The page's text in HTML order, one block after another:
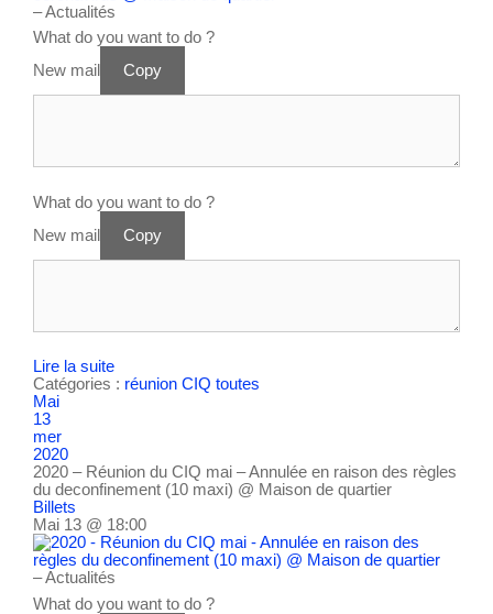
– Actualités
What do you want to do ?
New mail
Copy
What do you want to do ?
New mail
Copy
Lire la suite
Catégories : réunion CIQ toutes
Mai
13
mer
2020
2020 – Réunion du CIQ mai – Annulée en raison des règles
du deconfinement (10 maxi) @ Maison de quartier
Billets
Mai 13 @ 18:00
– Actualités
What do you want to do ?